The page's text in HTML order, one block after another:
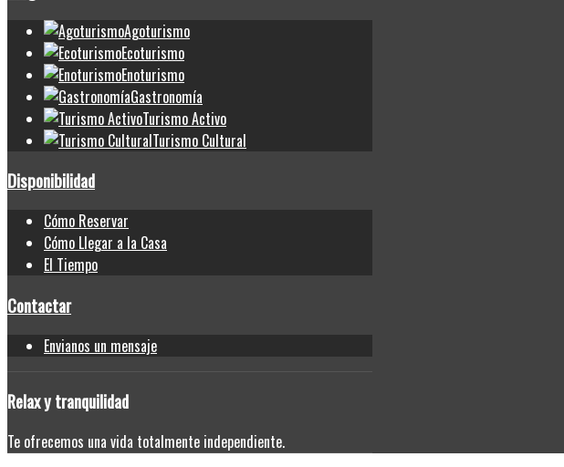
Agoturismo
Ecoturismo
Enoturismo
Gastronomía
Turismo Activo
Turismo Cultural
Disponibilidad
Cómo Reservar
Cómo Llegar a la Casa
El Tiempo
Contactar
Envianos un mensaje
Relaxy tranquilidad
Te ofrecemos una vida totalmente independiente.